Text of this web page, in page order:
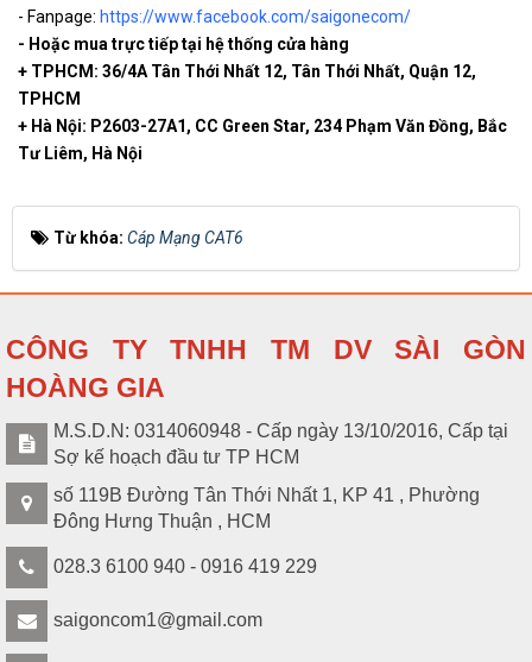
- Fanpage: https://www.facebook.com/saigonecom/
- Hoặc mua trực tiếp tại hệ thống cửa hàng
+ TPHCM: 36/4A Tân Thới Nhất 12, Tân Thới Nhất, Quận 12,
TPHCM
+ Hà Nội: P2603-27A1, CC Green Star, 234 Phạm Văn Đồng, Bắc
Tư Liêm, Hà Nội
Từ khóa: Cáp Mạng CAT6
CÔNG TY TNHH TM DV SÀI GÒN
HOÀNG GIA
M.S.D.N: 0314060948 - Cấp ngày 13/10/2016, Cấp tại
Sợ kế hoạch đầu tư TP HCM
số 119B Đường Tân Thới Nhất 1, KP 41 , Phường
Đông Hưng Thuận , HCM
028.3 6100 940 - 0916 419 229
saigoncom1@gmail.com